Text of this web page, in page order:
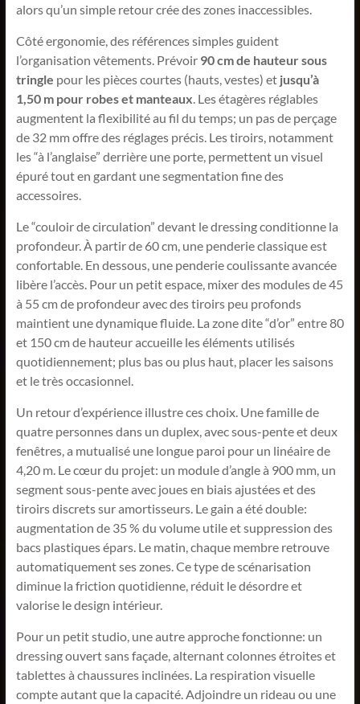
alors qu’un simple retour crée des zones inaccessibles.
Côté ergonomie, des références simples guident
l’organisation vêtements. Prévoir 90 cm de hauteur sous
tringle pour les pièces courtes (hauts, vestes) et jusqu’à
1,50 m pour robes et manteaux. Les étagères réglables
augmentent la flexibilité au fil du temps; un pas de perçage
de 32 mm offre des réglages précis. Les tiroirs, notamment
les “à l’anglaise” derrière une porte, permettent un visuel
épuré tout en gardant une segmentation fine des
accessoires.
Le “couloir de circulation” devant le dressing conditionne la
profondeur. À partir de 60 cm, une penderie classique est
confortable. En dessous, une penderie coulissante avancée
libère l’accès. Pour un petit espace, mixer des modules de 45
à 55 cm de profondeur avec des tiroirs peu profonds
maintient une dynamique fluide. La zone dite “d’or” entre 80
et 150 cm de hauteur accueille les éléments utilisés
quotidiennement; plus bas ou plus haut, placer les saisons
et le très occasionnel.
Un retour d’expérience illustre ces choix. Une famille de
quatre personnes dans un duplex, avec sous-pente et deux
fenêtres, a mutualisé une longue paroi pour un linéaire de
4,20 m. Le cœur du projet: un module d’angle à 900 mm, un
segment sous-pente avec joues en biais ajustées et des
tiroirs discrets sur amortisseurs. Le gain a été double:
augmentation de 35 % du volume utile et suppression des
bacs plastiques épars. Le matin, chaque membre retrouve
automatiquement ses zones. Ce type de scénarisation
diminue la friction quotidienne, réduit le désordre et
valorise le design intérieur.
Pour un petit studio, une autre approche fonctionne: un
dressing ouvert sans façade, alternant colonnes étroites et
tablettes à chaussures inclinées. La respiration visuelle
compte autant que la capacité. Adjoindre un rideau ou une